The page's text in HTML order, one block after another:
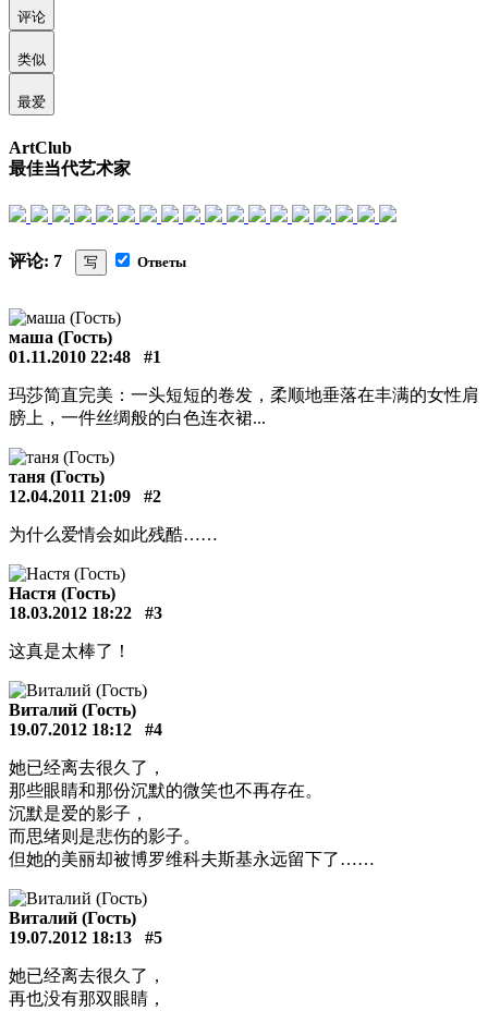
评论
类似
最爱
ArtClub
最佳当代艺术家
评论: 7 写 Ответы
маша (Гость)
01.11.2010 22:48
#1
玛莎简直完美：一头短短的卷发，柔顺地垂落在丰满的女性肩
膀上，一件丝绸般的白色连衣裙...
таня (Гость)
12.04.2011 21:09
#2
为什么爱情会如此残酷……
Настя (Гость)
18.03.2012 18:22
#3
这真是太棒了！
Виталий (Гость)
19.07.2012 18:12
#4
她已经离去很久了，
那些眼睛和那份沉默的微笑也不再存在。
沉默是爱的影子，
而思绪则是悲伤的影子。
但她的美丽却被博罗维科夫斯基永远留下了……
Виталий (Гость)
19.07.2012 18:13
#5
她已经离去很久了，
再也没有那双眼睛，